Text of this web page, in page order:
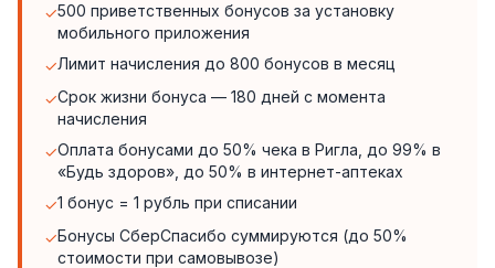
✓500 приветственных бонусов за установку
мобильного приложения
✓Лимит начисления до 800 бонусов в месяц
✓Срок жизни бонуса — 180 дней с момента
начисления
✓Оплата бонусами до 50% чека в Ригла, до 99% в
«Будь здоров», до 50% в интернет-аптеках
✓1 бонус = 1 рубль при списании
✓Бонусы СберСпасибо суммируются (до 50%
стоимости при самовывозе)